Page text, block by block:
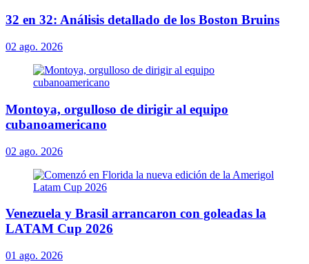
32 en 32: Análisis detallado de los Boston Bruins
02 ago. 2026
Montoya, orgulloso de dirigir al equipo
cubanoamericano
02 ago. 2026
Venezuela y Brasil arrancaron con goleadas la
LATAM Cup 2026
01 ago. 2026